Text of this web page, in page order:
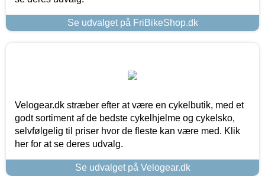
Se udvalget på FriBikeShop.dk
Velogear.dk stræber efter at være en cykelbutik, med et
godt sortiment af de bedste cykelhjelme og cykelsko,
selvfølgelig til priser hvor de fleste kan være med. Klik
her for at se deres udvalg.
Se udvalget på Velogear.dk